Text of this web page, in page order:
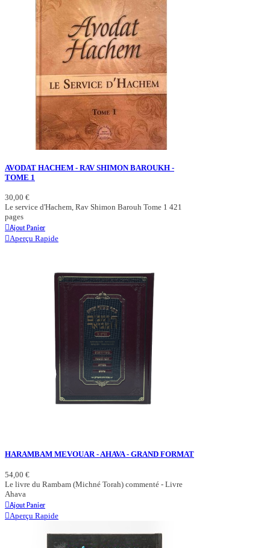
AVODAT HACHEM - RAV SHIMON BAROUKH -
TOME 1
30,00 €
Le service d'Hachem, Rav Shimon Barouh Tome 1 421
pages
Ajout Panier
Aperçu Rapide
HARAMBAM MEVOUAR - AHAVA - GRAND FORMAT
54,00 €
Le livre du Rambam (Michné Torah) commenté - Livre
Ahava
Ajout Panier
Aperçu Rapide